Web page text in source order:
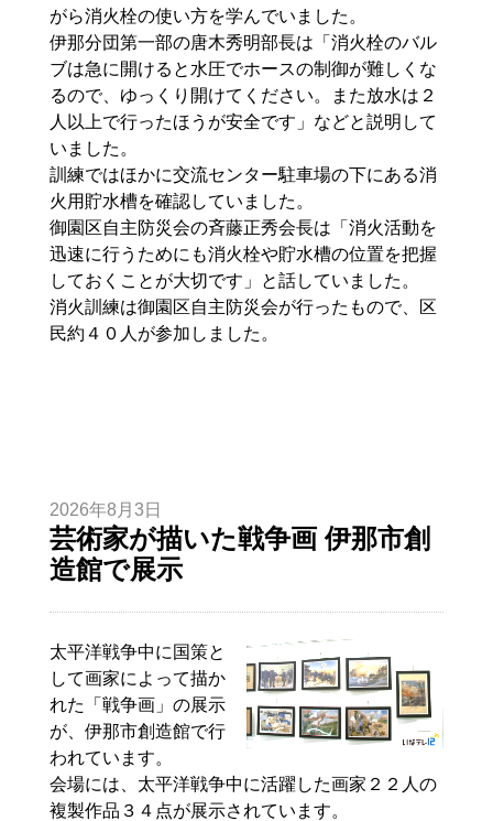
がら消火栓の使い方を学んでいました。
伊那分団第一部の唐木秀明部長は「消火栓のバル
ブは急に開けると水圧でホースの制御が難しくな
るので、ゆっくり開けてください。また放水は２
人以上で行ったほうが安全です」などと説明して
いました。
訓練ではほかに交流センター駐車場の下にある消
火用貯水槽を確認していました。
御園区自主防災会の斉藤正秀会長は「消火活動を
迅速に行うためにも消火栓や貯水槽の位置を把握
しておくことが大切です」と話していました。
消火訓練は御園区自主防災会が行ったもので、区
民約４０人が参加しました。
2026年8月3日
芸術家が描いた戦争画 伊那市創
造館で展示
太平洋戦争中に国策と
して画家によって描か
れた「戦争画」の展示
が、伊那市創造館で行
われています。
会場には、太平洋戦争中に活躍した画家２２人の
複製作品３４点が展示されています。